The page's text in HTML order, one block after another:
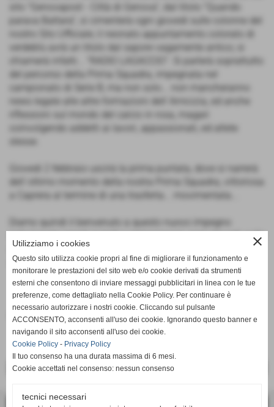
sito "Genovapost - Città di Genova", dal titolo "Quando
parava Battara", si cimenterà ogni giovedi sulle colonne del
nostro Sito Ufficiale; il neonato appuntamento colorato di
verdeblù avrà un titolo dal sapore vagamente antico; si
chiamerà infatti... "RADIO LAGACCIO". Si parlerà soprattutto
del percorso della Prima Squadra, impegnata nel
campionato di Serie B, ma non solo... non mancheranno
news legate alle altre formazioni dell´Amicizia, ed anche
riflessioni sul mondo del calcio in rosa, magari
coinvolgendo addetti ai lavori, appassionati, ed atlete
stesse.
Giovedi 2 febbraio uscirà la prima puntata, dove si narrerà
dell´ottimo momento della nostra Prima Squadra, vittoriosa
a Caprera al termine di una trasferta... movimentata...
Diamo quindi il benvenuto a questo nuovo impegno
redazionale; pronti quindi a sintonizzarsi, ogni giovedi, sulle
onde di "RADIO LAGACCIO". Buona lettura e buon
divertimento a tutti.
Fonte:Redazione
<< PRECEDENTE
close
Utilizziamo i cookies
Questo sito utilizza cookie propri al fine di migliorare il funzionamento e
monitorare le prestazioni del sito web e/o cookie derivati da strumenti
esterni che consentono di inviare messaggi pubblicitari in linea con le tue
preferenze, come dettagliato nella Cookie Policy. Per continuare è
necessario autorizzare i nostri cookie. Cliccando sul pulsante
ACCONSENTO, acconsenti all'uso dei cookie. Ignorando questo banner e
navigando il sito acconsenti all'uso dei cookie.
Cookie Policy - Privacy Policy
Il tuo consenso ha una durata massima di 6 mesi.
Cookie accettati nel consenso: nessun consenso
tecnici necessari